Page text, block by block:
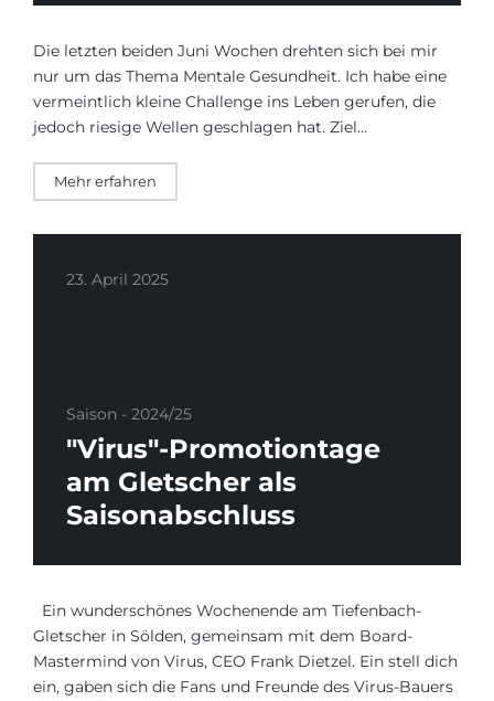
Die letzten beiden Juni Wochen drehten sich bei mir
nur um das Thema Mentale Gesundheit. Ich habe eine
vermeintlich kleine Challenge ins Leben gerufen, die
jedoch riesige Wellen geschlagen hat. Ziel…
Mehr erfahren
23. April 2025
Saison - 2024/25
"Virus"-Promotiontage
am Gletscher als
Saisonabschluss
Ein wunderschönes Wochenende am Tiefenbach-
Gletscher in Sölden, gemeinsam mit dem Board-
Mastermind von Virus, CEO Frank Dietzel. Ein stell dich
ein, gaben sich die Fans und Freunde des Virus-Bauers